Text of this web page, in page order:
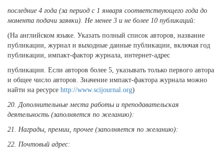
последние 4 года (за период с 1 января соответствующего года до
момента подачи заявки). Не менее 3 и не более 10 публикаций:
(На английском языке. Указать полный список авторов, название
публикации, журнал и выходные данные публикации, включая год
публикации, импакт-фактор журнала, интернет-адрес
публикации. Если авторов более 5, указывать только первого автора
и общее число авторов. Значение импакт-фактора журнала можно
найти на ресурсе http://www.scijournal.org)
20. Дополнительные места работы и преподавательская
деятельность (заполняется по желанию):
21. Награды, премии, прочее (заполняется по желанию):
22. Почтовый адрес: